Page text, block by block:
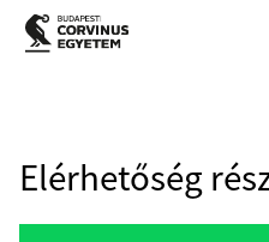
Elérhetőség